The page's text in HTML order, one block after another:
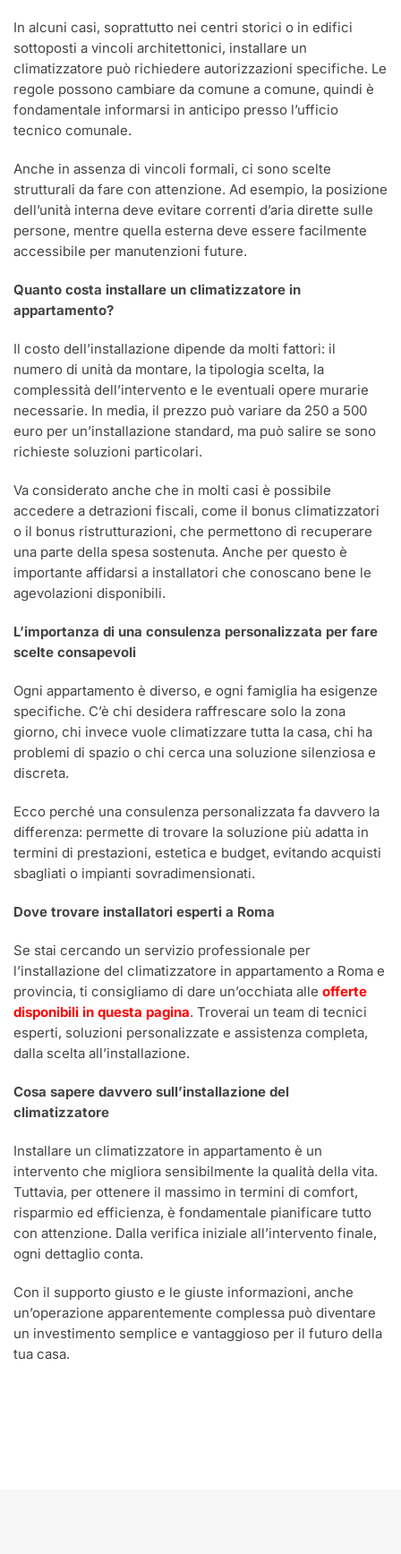
In alcuni casi, soprattutto nei centri storici o in edifici
sottoposti a vincoli architettonici, installare un
climatizzatore può richiedere autorizzazioni specifiche. Le
regole possono cambiare da comune a comune, quindi è
fondamentale informarsi in anticipo presso l’ufficio
tecnico comunale.
Anche in assenza di vincoli formali, ci sono scelte
strutturali da fare con attenzione. Ad esempio, la posizione
dell’unità interna deve evitare correnti d’aria dirette sulle
persone, mentre quella esterna deve essere facilmente
accessibile per manutenzioni future.
Quanto costa installare un climatizzatore in
appartamento?
Il costo dell’installazione dipende da molti fattori: il
numero di unità da montare, la tipologia scelta, la
complessità dell’intervento e le eventuali opere murarie
necessarie. In media, il prezzo può variare da 250 a 500
euro per un’installazione standard, ma può salire se sono
richieste soluzioni particolari.
Va considerato anche che in molti casi è possibile
accedere a detrazioni fiscali, come il bonus climatizzatori
o il bonus ristrutturazioni, che permettono di recuperare
una parte della spesa sostenuta. Anche per questo è
importante affidarsi a installatori che conoscano bene le
agevolazioni disponibili.
L’importanza di una consulenza personalizzata per fare
scelte consapevoli
Ogni appartamento è diverso, e ogni famiglia ha esigenze
specifiche. C’è chi desidera raffrescare solo la zona
giorno, chi invece vuole climatizzare tutta la casa, chi ha
problemi di spazio o chi cerca una soluzione silenziosa e
discreta.
Ecco perché una consulenza personalizzata fa davvero la
differenza: permette di trovare la soluzione più adatta in
termini di prestazioni, estetica e budget, evitando acquisti
sbagliati o impianti sovradimensionati.
Dove trovare installatori esperti a Roma
Se stai cercando un servizio professionale per
l’installazione del climatizzatore in appartamento a Roma e
provincia, ti consigliamo di dare un’occhiata alle offerte
disponibili in questa pagina. Troverai un team di tecnici
esperti, soluzioni personalizzate e assistenza completa,
dalla scelta all’installazione.
Cosa sapere davvero sull’installazione del
climatizzatore
Installare un climatizzatore in appartamento è un
intervento che migliora sensibilmente la qualità della vita.
Tuttavia, per ottenere il massimo in termini di comfort,
risparmio ed efficienza, è fondamentale pianificare tutto
con attenzione. Dalla verifica iniziale all’intervento finale,
ogni dettaglio conta.
Con il supporto giusto e le giuste informazioni, anche
un’operazione apparentemente complessa può diventare
un investimento semplice e vantaggioso per il futuro della
tua casa.